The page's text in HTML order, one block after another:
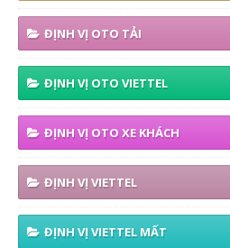
ĐỊNH VỊ OTO TẢI
ĐỊNH VỊ OTO VIETTEL
ĐỊNH VỊ OTO XE KHÁCH
ĐỊNH VỊ VIETTEL
ĐỊNH VỊ VIETTEL MẤT